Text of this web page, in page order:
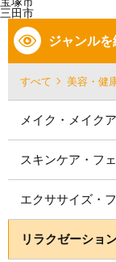
三田市
ジャンル
すべて 美容・健
メイク・メイク
スキンケア・フ
エクササイズ・
リラクゼーショ